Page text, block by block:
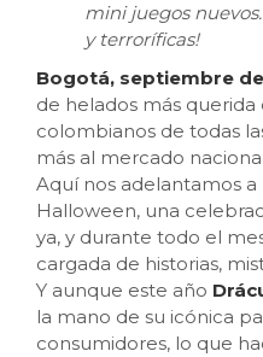
mini juegos
y terroríficas!
Bogotá, septiembre
de helados más
colombianos de todas
más al mercado
Aquí nos adelantamos
Halloween, una
ya, y durante todo el
cargada de historias,
Y aunque este año
la mano de su icónica
consumidores, lo que